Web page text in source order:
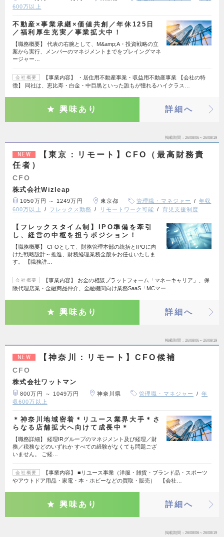
600万以上
不動産×事業承継×価値共創／年休125日
／福利厚生充実／事業拡大中！
【職務概要】 代表の右腕として、M&amp;A・投資戦略の立
案から実行、メンバーのマネジメントまでをプレイングマネ
ージャー…
会社概要
【事業内容】 ・居住用不動産事業・収益用不動産事業 【会社の特
徴】 同社は、恵比寿・白金・中目黒といった誰もが憧れるハイクラス…
興味あり 詳細へ
掲載期間 26/08/06～26/08/19
NEW
【東京：リモート】CFO（最高財務責
任者）
CFO
株式会社Wizleap
1050万円 ～ 1249万円 東京都 管理職・マネジャー
年収
600万以上
フレックス勤務 リモートワーク可能 育児支援制度
【フレックスタイム制】IPO準備を牽引
し、経営の中枢を担うポジション！
【職務概要】 CFOとして、財務管理本部の統括とIPOに向
けた戦略設計～推進、財務経理業務全般をお任せいたしま
す。 【職務詳…
会社概要
【事業内容】 お金の相談プラットフォーム「マネーキャリア」、保
険代理店業・金融商品仲介、金融機関向け業務SaaS「MCマー…
興味あり 詳細へ
掲載期間 26/08/06～26/08/19
NEW 【神奈川：リモート】CFO候補
CFO
株式会社ワットマン
800万円 ～ 1049万円 神奈川県 管理職・マネジャー
年
収600万以上
＊神奈川地域密着＊リユース業界大手＊さ
らなる店舗拡大へ向けて成長中＊
【職務詳細】 経理IRグループのマネジメント及び経理／財
務／税務などのいずれか すべての経験がなくても問題ござ
いません。 ご経…
会社概要
【事業内容】 ■リユース事業（洋服・雑貨・ブランド品・スポーツ
やアウトドア用品・家電・本・ホビーなどの買取・販売） 【会社…
興味あり 詳細へ
掲載期間 26/08/06～26/08/19